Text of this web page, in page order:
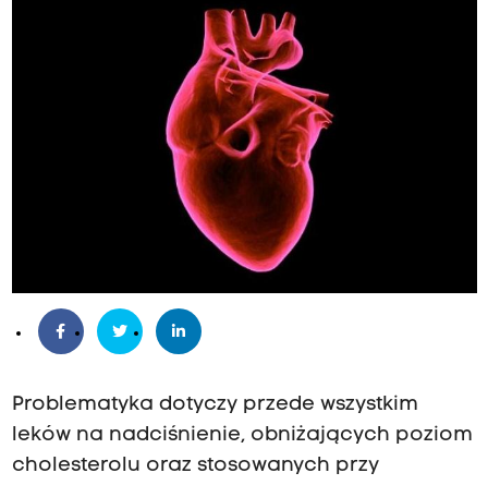
Problematyka dotyczy przede wszystkim
leków na nadciśnienie, obniżających poziom
cholesterolu oraz stosowanych przy